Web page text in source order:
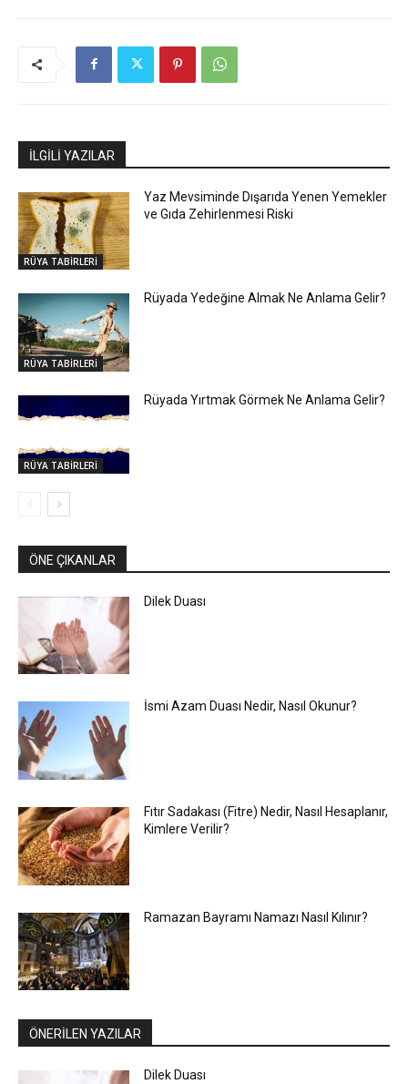
İLGİLİ YAZILAR
RÜYA TABİRLERİ
Yaz Mevsiminde Dışarıda Yenen Yemekler
ve Gıda Zehirlenmesi Riski
RÜYA TABİRLERİ
Rüyada Yedeğine Almak Ne Anlama Gelir?
RÜYA TABİRLERİ
Rüyada Yırtmak Görmek Ne Anlama Gelir?
ÖNE ÇIKANLAR
Dilek Duası
İsmi Azam Duası Nedir, Nasıl Okunur?
Fıtır Sadakası (Fitre) Nedir, Nasıl Hesaplanır,
Kimlere Verilir?
Ramazan Bayramı Namazı Nasıl Kılınır?
ÖNERİLEN YAZILAR
Dilek Duası